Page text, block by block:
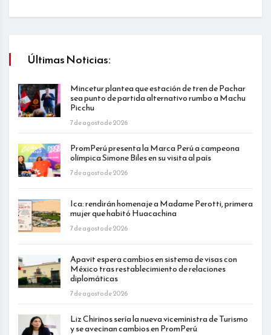
Últimas Noticias:
Mincetur plantea que estación de tren de Pachar
sea punto de partida alternativo rumbo a Machu
Picchu
7 de agosto de 2026
PromPerú presenta la Marca Perú a campeona
olímpica Simone Biles en su visita al país
7 de agosto de 2026
Ica: rendirán homenaje a Madame Perotti, primera
mujer que habitó Huacachina
7 de agosto de 2026
Apavit espera cambios en sistema de visas con
México tras restablecimiento de relaciones
diplomáticas
7 de agosto de 2026
Liz Chirinos sería la nueva viceministra de Turismo
y se avecinan cambios en PromPerú